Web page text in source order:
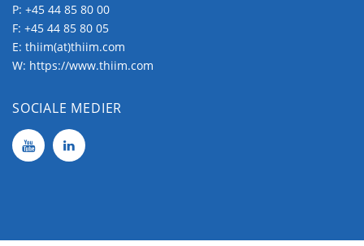
P: +45 44 85 80 00
F: +45 44 85 80 05
E: thiim(at)thiim.com
W: https://www.thiim.com
SOCIALE MEDIER